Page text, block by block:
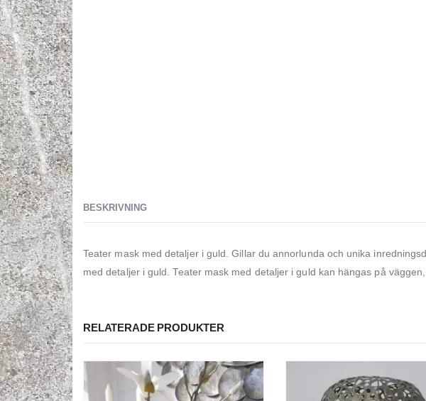
BESKRIVNING
Teater mask med detaljer i guld. Gillar du annorlunda och unika
med detaljer i guld. Teater mask med detaljer i guld kan hängas på
RELATERADE PRODUKTER